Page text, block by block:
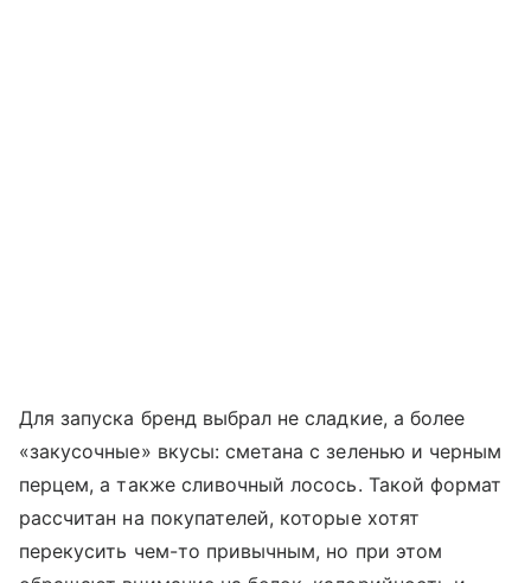
Для запуска бренд выбрал не сладкие, а более
«закусочные» вкусы: сметана с зеленью и черным
перцем, а также сливочный лосось. Такой формат
рассчитан на покупателей, которые хотят
перекусить чем-то привычным, но при этом